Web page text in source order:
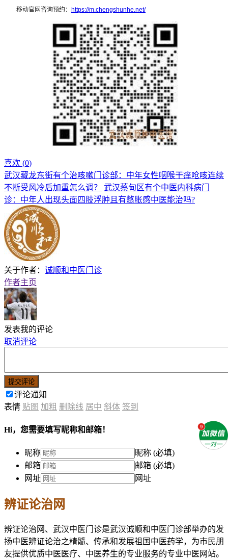
移动官网咨询预约： https://m.chengshunhe.net/
喜欢 (0)
武汉藏龙东街有个治咳嗽门诊部：中年女性咽喉干痒呛咳连续
不断受风冷后加重怎么调？
武汉蔡甸区有个中医内科病门
诊：中年人出现头面四肢浮肿且有憋胀感中医能治吗?
关于作者： 诚顺和中医门诊
作者主页
发表我的评论
取消评论
提交评论
评论通知
表情 贴图 加粗 删除线 居中 斜体 签到
Hi，您需要填写昵称和邮箱！
昵称
昵称 (必填)
邮箱
邮箱 (必填)
网址
网址
辨证论治网
辨证论治网、武汉中医门诊是武汉诚顺和中医门诊部举办的发
扬中医辨证论治之精髓、传承和发展祖国中医药学，为市民朋
友提供优质中医医疗、中医养生的专业服务的专业中医网站。